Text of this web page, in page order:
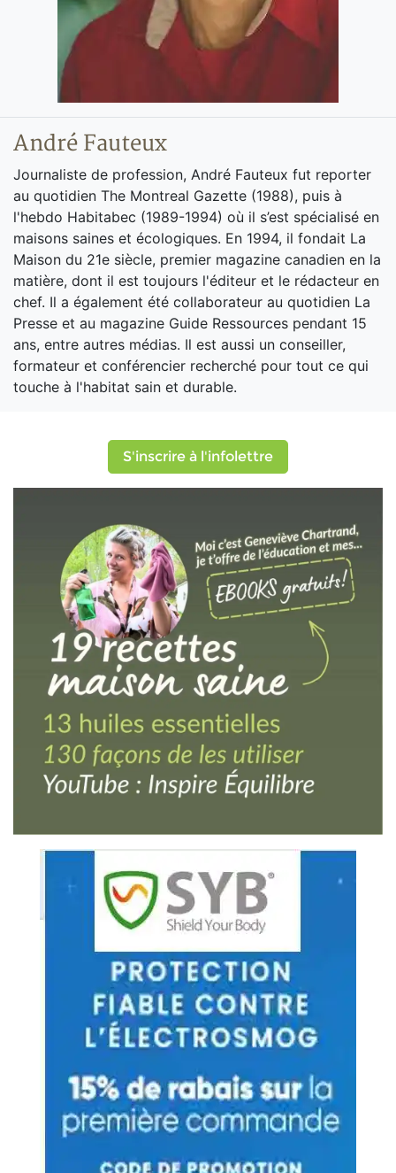
André Fauteux
Journaliste de profession, André Fauteux fut reporter
au quotidien The Montreal Gazette (1988), puis à
l'hebdo Habitabec (1989-1994) où il s’est spécialisé en
maisons saines et écologiques. En 1994, il fondait La
Maison du 21e siècle, premier magazine canadien en la
matière, dont il est toujours l'éditeur et le rédacteur en
chef. Il a également été collaborateur au quotidien La
Presse et au magazine Guide Ressources pendant 15
ans, entre autres médias. Il est aussi un conseiller,
formateur et conférencier recherché pour tout ce qui
touche à l'habitat sain et durable.
S'inscrire à l'infolettre